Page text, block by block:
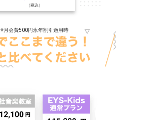
（税込）
※月会費500円永年割引適用時